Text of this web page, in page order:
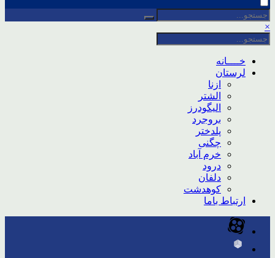
×
خــــانه
لرستان
ازنا
الشتر
الیگودرز
بروجرد
پلدختر
چگنی
خرم آباد
درود
دلفان
کوهدشت
ارتباط باما